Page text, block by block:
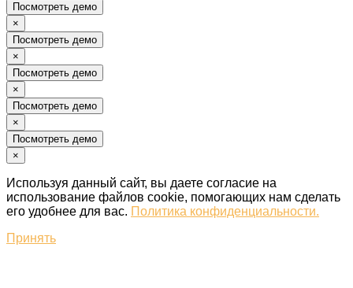
Посмотреть демо
×
Посмотреть демо
×
Посмотреть демо
×
Посмотреть демо
×
Посмотреть демо
×
Используя данный сайт, вы даете согласие на
использование файлов cookie, помогающих нам сделать
его удобнее для вас. Политика конфиденциальности.
Принять